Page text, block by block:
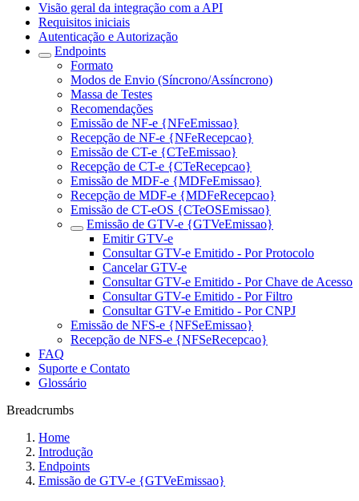
Visão geral da integração com a API
Requisitos iniciais
Autenticação e Autorização
Endpoints
Formato
Modos de Envio (Síncrono/Assíncrono)
Massa de Testes
Recomendações
Emissão de NF-e {NFeEmissao}
Recepção de NF-e {NFeRecepcao}
Emissão de CT-e {CTeEmissao}
Recepção de CT-e {CTeRecepcao}
Emissão de MDF-e {MDFeEmissao}
Recepção de MDF-e {MDFeRecepcao}
Emissão de CT-eOS {CTeOSEmissao}
Emissão de GTV-e {GTVeEmissao}
Emitir GTV-e
Consultar GTV-e Emitido - Por Protocolo
Cancelar GTV-e
Consultar GTV-e Emitido - Por Chave de Acesso
Consultar GTV-e Emitido - Por Filtro
Consultar GTV-e Emitido - Por CNPJ
Emissão de NFS-e {NFSeEmissao}
Recepção de NFS-e {NFSeRecepcao}
FAQ
Suporte e Contato
Glossário
Breadcrumbs
Home
Introdução
Endpoints
Emissão de GTV-e {GTVeEmissao}